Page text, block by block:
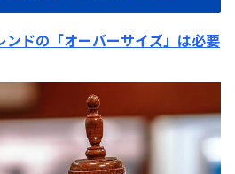
ンドの「オーバーサイズ」は必要